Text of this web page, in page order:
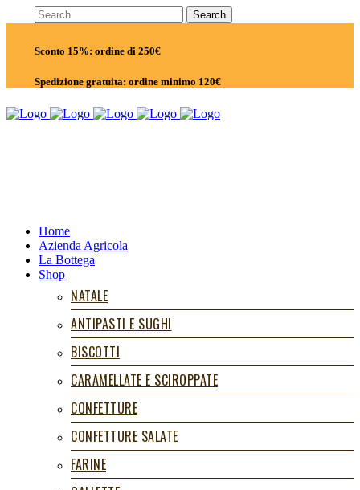
Sconto 15%: ordine di 250€
Spedizione gratuita: ordine minimo 120€
Home
Azienda Agricola
La Bottega
Shop
NATALE
ANTIPASTI E SUGHI
BISCOTTI
CARAMELLATE E SCIROPPATE
CONFETTURE
CONFETTURE SALATE
FARINE